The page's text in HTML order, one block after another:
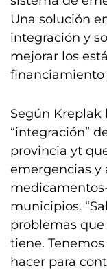
Una solución
integración y
mejorar los
financiamiento
Según Kreplak
“integración”
provincia yt
emergencias y
municipios.
problemas
tiene.
hacer para